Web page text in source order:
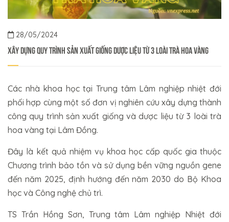
28/05/2024
Xây dựng quy trình sản xuất giống dược liệu từ 3 loài trà hoa vàng
Các nhà khoa học tại Trung tâm Lâm nghiệp nhiệt đới
phối hợp cùng một số đơn vị nghiên cứu xây dựng thành
công quy trình sản xuất giống và dược liệu từ 3 loài trà
hoa vàng tại Lâm Đồng.
Đây là kết quả nhiệm vụ khoa học cấp quốc gia thuộc
Chương trình bảo tồn và sử dụng bền vững nguồn gene
đến năm 2025, định hướng đến năm 2030 do Bộ Khoa
học và Công nghệ chủ trì.
TS Trần Hồng Sơn, Trung tâm Lâm nghiệp Nhiệt đới